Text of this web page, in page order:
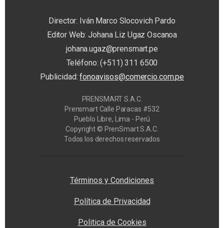
Director: Iván Marco Slocovich Pardo
Editor Web: Johana Liz Ugaz Oscanoa
johana.ugaz@prensmart.pe
Teléfono: (+511) 311 6500
Publicidad:fonoavisos@comercio.com.pe
PRENSMART S.A.C.
Prensmart Calle Paracas #532
Pueblo Libre, Lima - Perú
Copyright © PrenSmart S.A.C.
Todos los derechos reservados
Términos y Condiciones
Política de Privacidad
Politica de Cookies